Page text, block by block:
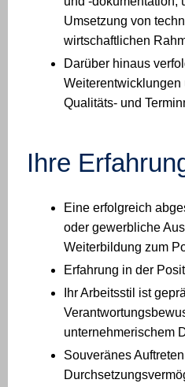
Umsetzung von
wirtschaftlichen
Darüber hinaus
Weiterentwicklungen
Qualitäts- und
Ihre
Eine erfolgreich
oder gewerbliche
Weiterbildung zum
Erfahrung in der
Ihr Arbeitsstil ist
unternehmerischem
Souveränes